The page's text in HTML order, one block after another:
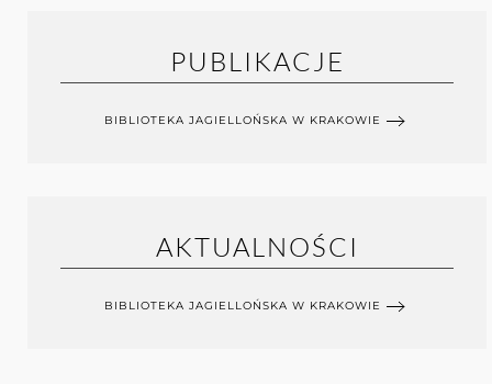
PUBLIKACJE
BIBLIOTEKA JAGIELLOŃSKA W KRAKOWIE
AKTUALNOŚCI
BIBLIOTEKA JAGIELLOŃSKA W KRAKOWIE